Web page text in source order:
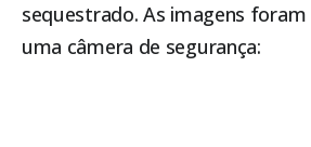
sequestrado. As imagens
uma câmera de segurança: